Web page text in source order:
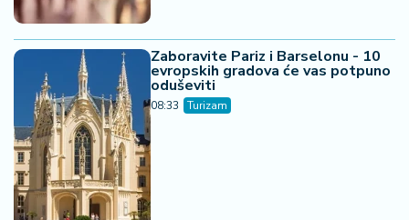
Zaboravite Pariz i Barselonu - 10
evropskih gradova će vas potpuno
oduševiti
08:33 Turizam